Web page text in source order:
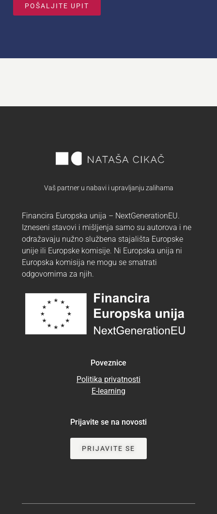
POŠALJITE UPIT
Vaš partner u nabavi i upravljanju zalihama
Financira Europska unija – NextGenerationEU.
Izneseni stavovi i mišljenja samo su autorova i ne
odražavaju nužno službena stajališta Europske
unije ili Europske komisije. Ni Europska unija ni
Europska komisija ne mogu se smatrati
odgovornima za njih.
Poveznice
Politika privatnosti
E-learning
Prijavite se na novosti
PRIJAVITE SE